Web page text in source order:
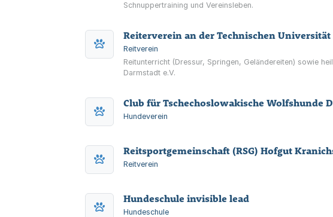
Schnuppertraining und Vereinsleben.
Reiterverein an der Technischen Universität
Reitverein
Reitunterricht (Dressur, Springen, Geländereiten) sowie
Darmstadt e.V.
Club für Tschechoslowakische Wolfshunde
Hundeverein
Reitsportgemeinschaft (RSG) Hofgut
Reitverein
Hundeschule invisible lead
Hundeschule